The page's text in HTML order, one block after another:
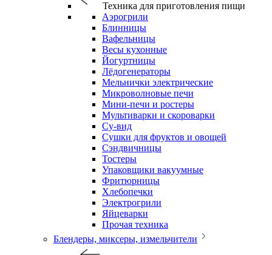
Техника для приготовления пищи
Аэрогрили
Блинницы
Вафельницы
Весы кухонные
Йогуртницы
Лёдогенераторы
Мельнички электрические
Микроволновые печи
Мини-печи и ростеры
Мультиварки и скороварки
Су-вид
Сушки для фруктов и овощей
Сэндвичницы
Тостеры
Упаковщики вакуумные
Фритюрницы
Хлебопечки
Электрогрили
Яйцеварки
Прочая техника
Блендеры, миксеры, измельчители